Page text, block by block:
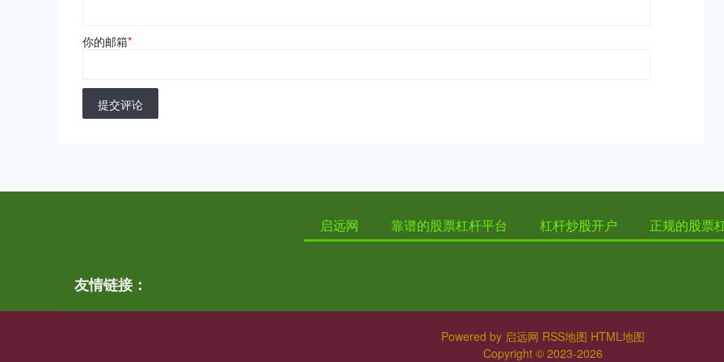
你的邮箱*
提交评论
启远网 靠谱的股票杠杆平台 杠杆炒股开户 正规的股票
友情链接：
Powered by 启远网 RSS地图 HTML地图
Copyright © 2023-2026